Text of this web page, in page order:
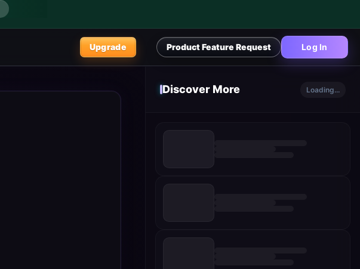
Upgrade Product Feature Request Log In
Discover More Loading...